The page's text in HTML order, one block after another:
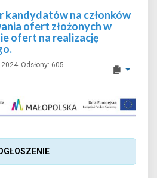
kandydatów na członków
ofert złożonych w
ofert na realizację
2024 Odsłony: 605